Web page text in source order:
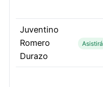
Juventino
Romero
Durazo
Asistirá